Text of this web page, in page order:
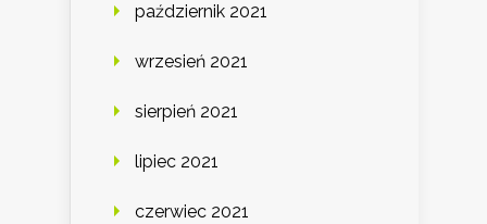
październik 2021
wrzesień 2021
sierpień 2021
lipiec 2021
czerwiec 2021